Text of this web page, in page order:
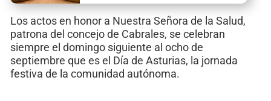
Los actos en honor a Nuestra Señora de la Salud,
patrona del concejo de Cabrales, se celebran
siempre el domingo siguiente al ocho de
septiembre que es el Día de Asturias, la jornada
festiva de la comunidad autónoma.